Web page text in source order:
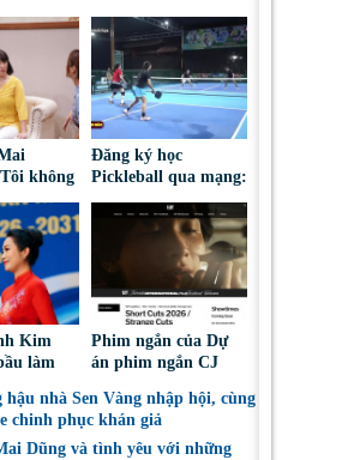
không
hận về
đã
Đăng ký học
Pickleball qua mạng:
Nguy cơ bị chiếm
đoạt tài sản
Kim
làm
khấu
Phim ngắn của Dự
án phim ngắn CJ
tại LHP quốc tế
Toronto 2026
hậu nhà Sen Vàng nhập hội, cùng
chinh phục khán giả
Dũng và tình yêu với những